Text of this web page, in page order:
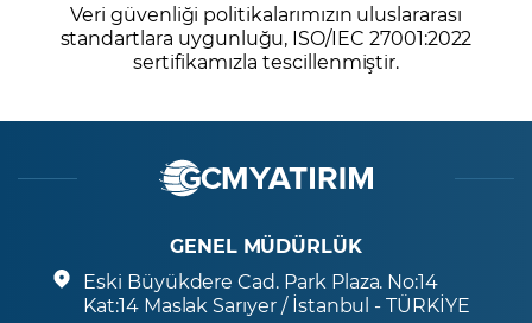
Veri güvenliği politikalarımızın uluslararası
standartlara uygunluğu, ISO/IEC 27001:2022
sertifikamızla tescillenmiştir.
GENEL MÜDÜRLÜK
Eski Büyükdere Cad. Park Plaza. No:14
Kat:14 Maslak Sarıyer / İstanbul - TÜRKİYE